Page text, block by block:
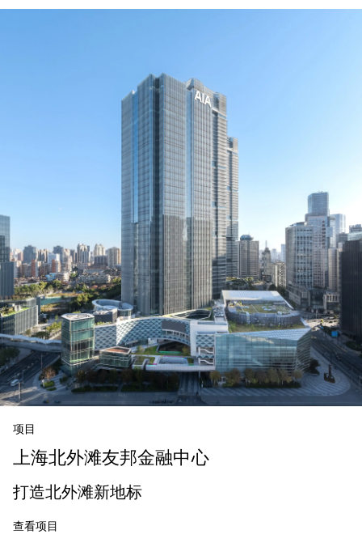
项目
上海北外滩友邦金融中心
打造北外滩新地标
查看项目